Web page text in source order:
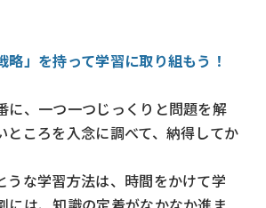
」を持って学習に取り組もう！
に、一つ一つじっくりと問題を解
ところを入念に調べて、納得してか
うな学習方法は、時間をかけて学